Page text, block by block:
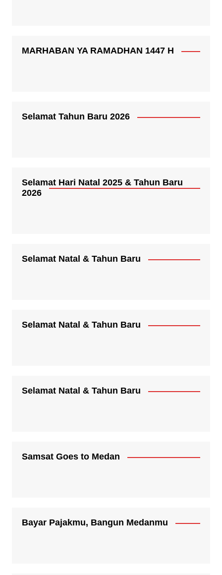
MARHABAN YA RAMADHAN 1447 H
Selamat Tahun Baru 2026
Selamat Hari Natal 2025 & Tahun Baru
2026
Selamat Natal & Tahun Baru
Selamat Natal & Tahun Baru
Selamat Natal & Tahun Baru
Samsat Goes to Medan
Bayar Pajakmu, Bangun Medanmu